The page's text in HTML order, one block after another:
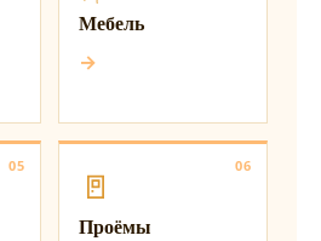
Мебель
→
05 06
🚪
Проёмы